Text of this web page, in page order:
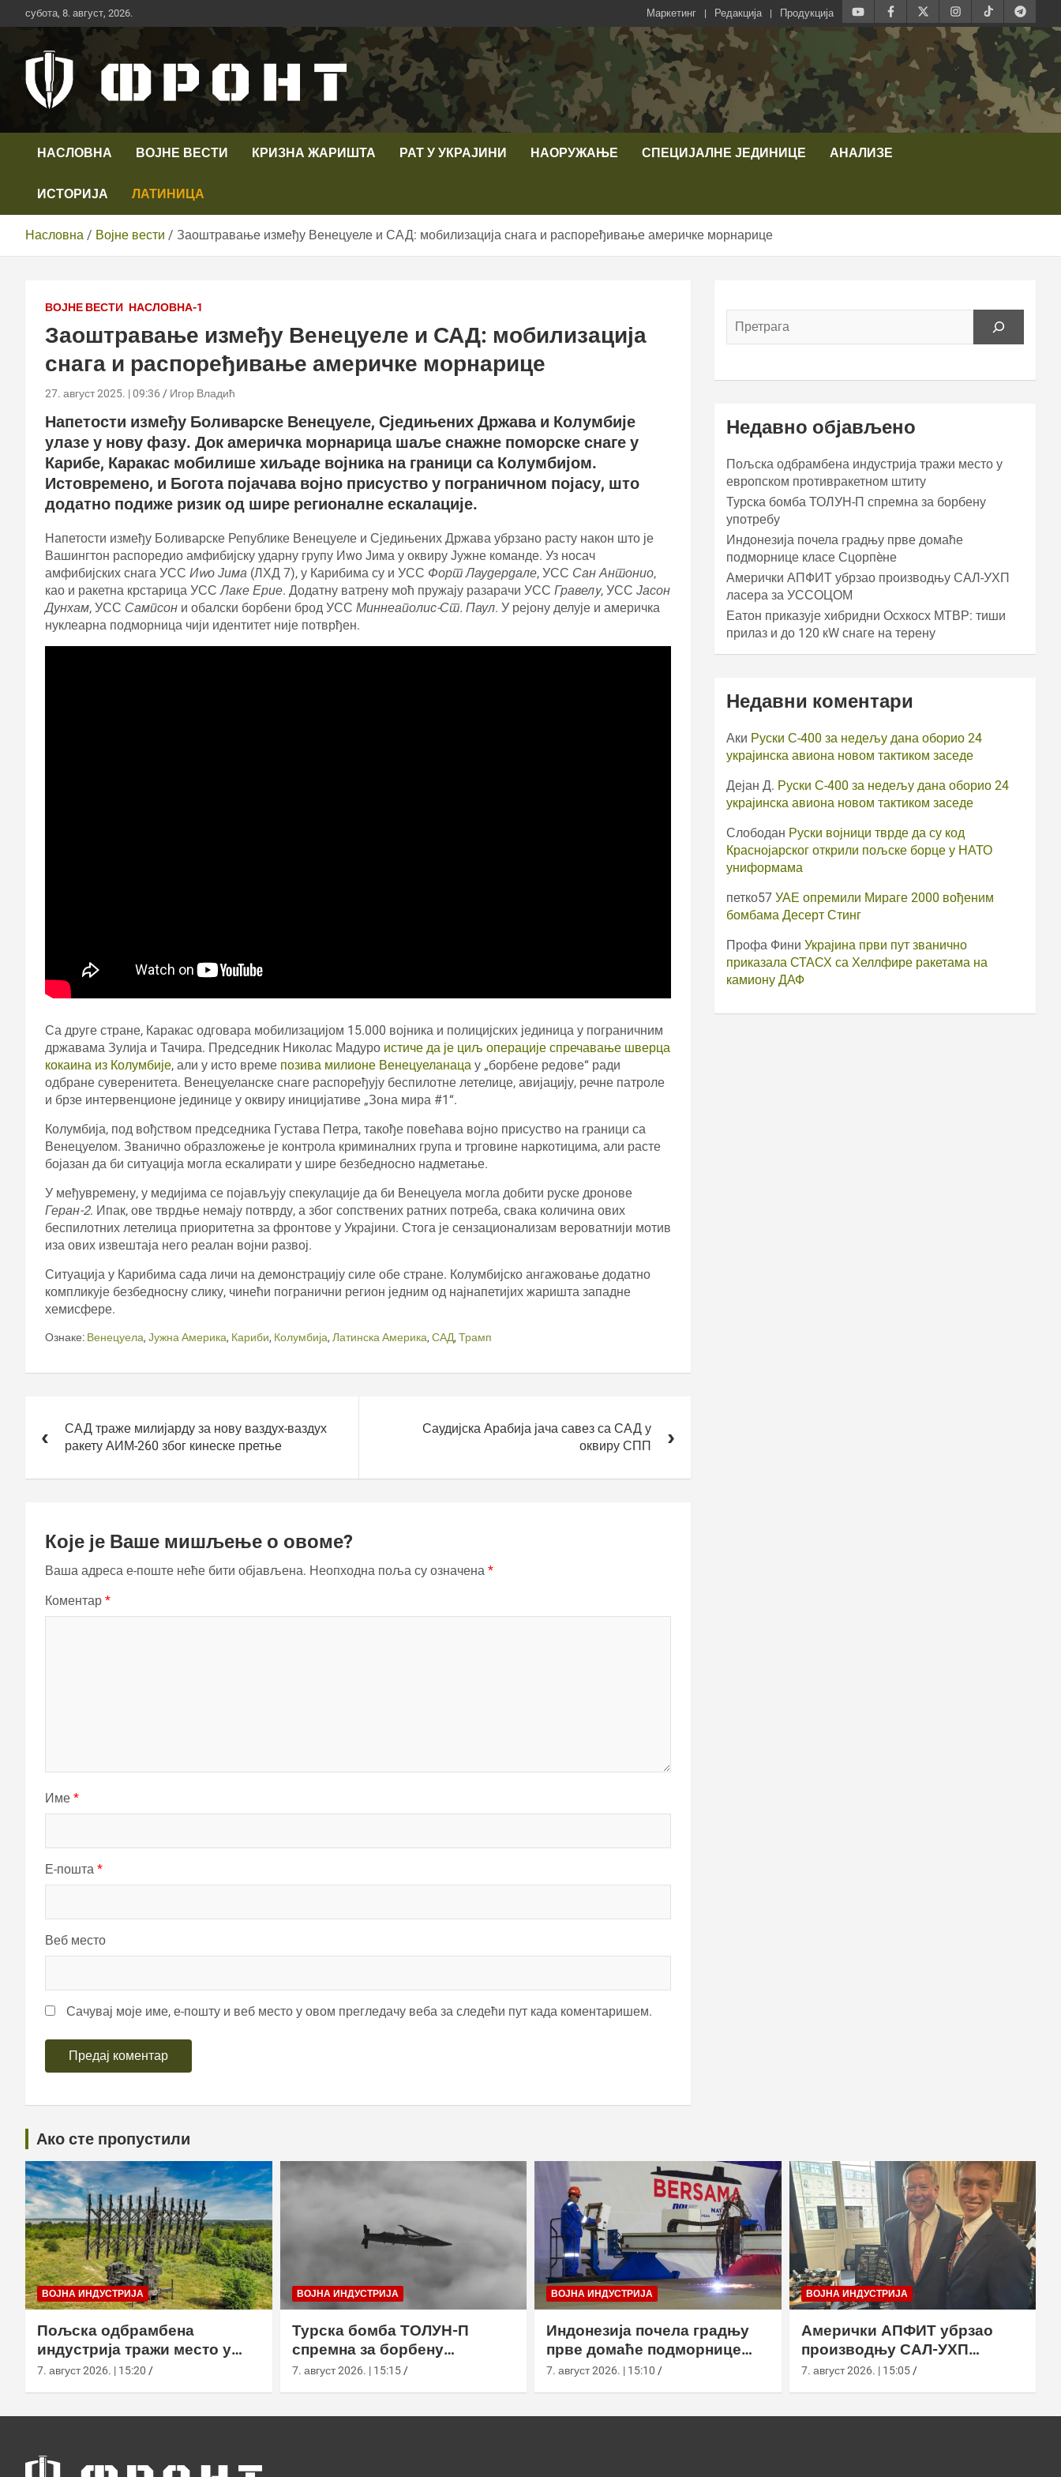
Скип
то
субота, 8. август, 2026. Маркетинг Редакција Продукција
Телевизија ФРОНТ
НАСЛОВНА ВОЈНЕ ВЕСТИ КРИЗНА ЖАРИШТА РАТ У УКРАЈИНИ НАОРУЖАЊЕ СПЕЦИЈАЛНЕ ЈЕДИНИЦЕ АНАЛИЗЕ
ИСТОРИЈА ЛАТИНИЦА
Насловна Војне вести Заоштравање између Венецуеле и САД: мобилизација снага и распоређивање америчке морнарице
ВОЈНЕ ВЕСТИ НАСЛОВНА-1
Заоштравање између Венецуеле и САД: мобилизација
снага и распоређивање америчке морнарице
27. август 2025. | 09:36 Игор Владић
Напетости између Боливарске Венецуеле, Сједињених Држава и Колумбије
улазе у нову фазу. Док америчка морнарица шаље снажне поморске снаге у
Карибе, Каракас мобилише хиљаде војника на граници са Колумбијом.
Истовремено, и Богота појачава војно присуство у пограничном појасу, што
додатно подиже ризик од шире регионалне ескалације.
Напетости између Боливарске Републике Венецуеле и Сједињених Држава убрзано расту након што је
Вашингтон распоредио амфибијску ударну групу Иwо Јима у оквиру Јужне команде. Уз носач
амфибијских снага УСС Иwо Јима (ЛХД 7), у Карибима су и УСС Форт Лаудердале, УСС Сан Антонио,
као и ракетна крстарица УССЛаке Ерие. Додатну ватрену моћ пружају разарачи УСС Гравелy, УСС Јасон
Дунхам, УСС Сампсон и обалски борбени брод УСС Миннеаполис-Ст. Паул. У рејону делује и америчка
нуклеарна подморница чији идентитет није потврђен.
Са друге стране, Каракас одговара мобилизацијом 15.000 војника и полицијских јединица у пограничним
државама Зулија и Тачира. Председник Николас Мадуро истиче да је циљ операције спречавање шверца
кокаина из Колумбије, али у исто време позива милионе Венецуеланаца у „борбене редове“ ради
одбране суверенитета. Венецуеланске снаге распоређују беспилотне летелице, авијацију, речне патроле
и брзе интервенционе јединице у оквиру иницијативе „Зона мира #1“.
Колумбија, под вођством председника Густава Петра, такође повећава војно присуство на граници са
Венецуелом. Званично образложење је контрола криминалних група и трговине наркотицима, али расте
бојазан да би ситуација могла ескалирати у шире безбедносно надметање.
У међувремену, у медијима се појављују спекулације да би Венецуела могла добити руске дронове
Геран-2. Ипак, ове тврдње немају потврду, а због сопствених ратних потреба, свака количина ових
беспилотних летелица приоритетна за фронтове у Украјини. Стога је сензационализам вероватнији мотив
иза ових извештаја него реалан војни развој.
Ситуација у Карибима сада личи на демонстрацију силе обе стране. Колумбијско ангажовање додатно
компликује безбедносну слику, чинећи погранични регион једним од најнапетијих жаришта западне
хемисфере.
Ознаке: Венецуела, Јужна Америка, Кариби, Колумбија, Латинска Америка, САД, Трамп
чланкаСАД траже милијарду за нову ваздух-ваздух
ракету АИМ-260 због кинеске претње
Саудијска Арабија јача савез са САД у
оквиру СПП
Које је Ваше мишљење о овоме?
Ваша адреса е-поште неће бити објављена. Неопходна поља су означена *
Коментар *
Име *
Е-пошта *
Веб место
Сачувај моје име, е-пошту и веб место у овом прегледачу веба за следећи пут када коментаришем.
Недавно објављено
Пољска одбрамбена индустрија тражи место у
европском противракетном штиту
Турска бомба ТОЛУН-П спремна за борбену
употребу
Индонезија почела градњу прве домаће
подморнице класе Сцорпèне
Амерички АПФИТ убрзао производњу САЛ-УХП
ласера за УССОЦОМ
Еатон приказује хибридни Осхкосх МТВР: тиши
прилаз и до 120 кW снаге на терену
Недавни коментари
Аки Руски С-400 за недељу дана оборио 24
украјинска авиона новом тактиком заседе
Дејан Д. Руски С-400 за недељу дана оборио 24
украјинска авиона новом тактиком заседе
Слободан Руски војници тврде да су код
Краснојарског открили пољске борце у НАТО
униформама
петко57 УАЕ опремили Мираге 2000 вођеним
бомбама Десерт Стинг
Профа Фини Украјина први пут званично
приказала СТАСХ са Хеллфире ракетама на
камиону ДАФ
Ако сте пропустили
ВОЈНА ИНДУСТРИЈА
Пољска одбрамбена
индустрија тражи место у
европском противракетном
7. август 2026. | 15:20
ВОЈНА ИНДУСТРИЈА
Турска бомба ТОЛУН-П
спремна за борбену
употребу
7. август 2026. | 15:15
ВОЈНА ИНДУСТРИЈА
Индонезија почела градњу
прве домаће подморнице
класе Сцорпèне
7. август 2026. | 15:10
ВОЈНА ИНДУСТРИЈА
Амерички АПФИТ убрзао
производњу САЛ-УХП
ласера за УССОЦОМ
7. август 2026. | 15:05